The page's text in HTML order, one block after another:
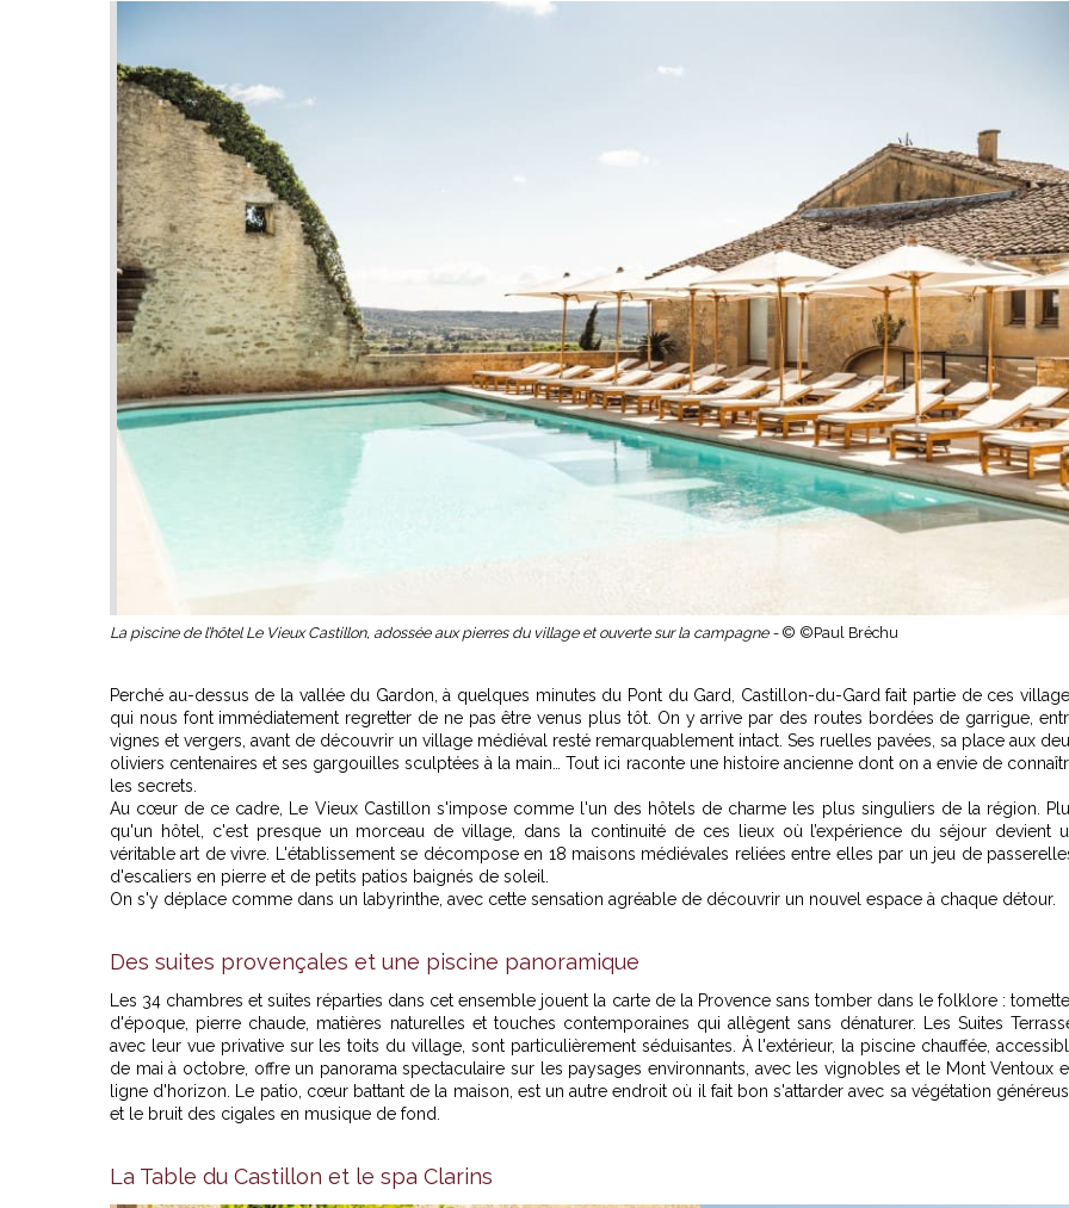
La piscine de l’hôtel Le Vieux Castillon, adossée aux pierres du village et ouverte sur la campagne - © ©Paul Bréchu
Perché au-dessus de la vallée du Gardon, à quelques minutes du Pont du Gard, Castillon-du-Gard fait partie de ces
qui nous font immédiatement regretter de ne pas être venus plus tôt. On y arrive par des routes bordées de garrigue,
vignes et vergers, avant de découvrir un village médiéval resté remarquablement intact. Ses ruelles pavées, sa place aux
oliviers centenaires et ses gargouilles sculptées à la main… Tout ici raconte une histoire ancienne dont on a envie de
les secrets.
Au cœur de ce cadre, Le Vieux Castillon s'impose comme l'un des hôtels de charme les plus singuliers de la région.
qu'un hôtel, c'est presque un morceau de village, dans la continuité de ces lieux où l’expérience du séjour devient
véritable art de vivre . L'établissement se décompose en 18 maisons médiévales reliées entre elles par un jeu de
d'escaliers en pierre et de petits patios baignés de soleil.
On s'y déplace comme dans un labyrinthe, avec cette sensation agréable de découvrir un nouvel espace à chaque détour.
Des suites provençales et une piscine panoramique
Les 34 chambres et suites réparties dans cet ensemble jouent la carte de la Provence sans tomber dans le folklore :
d'époque, pierre chaude, matières naturelles et touches contemporaines qui allègent sans dénaturer. Les Suites
avec leur vue privative sur les toits du village, sont particulièrement séduisantes. À l'extérieur, la piscine chauffée,
de mai à octobre, offre un panorama spectaculaire sur les paysages environnants, avec les vignobles et le Mont Ventoux
ligne d'horizon. Le patio, cœur battant de la maison, est un autre endroit où il fait bon s'attarder avec sa végétation
et le bruit des cigales en musique de fond.
La Table du Castillon et le spa Clarins